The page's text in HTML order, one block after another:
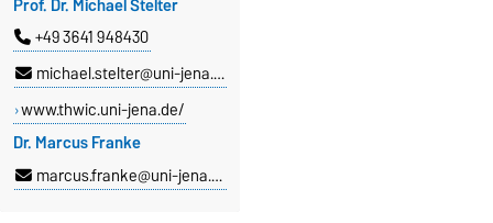
Prof. Dr. Michael Stelter
+49 3641 948430
michael.stelter@uni-jena.de
www.thwic.uni-jena.de/
Dr. Marcus Franke
marcus.franke@uni-jena.de